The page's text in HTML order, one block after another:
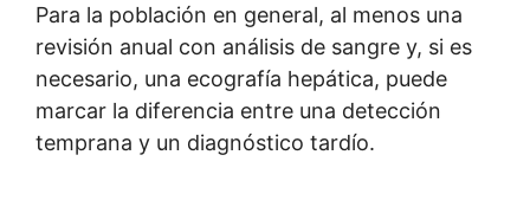
Para la población en general, al menos una
revisión anual con análisis de sangre y, si es
necesario, una ecografía hepática, puede
marcar la diferencia entre una detección
temprana y un diagnóstico tardío.